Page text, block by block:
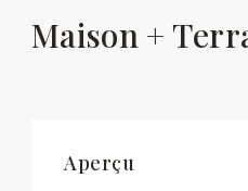
Maison +
Aperçu